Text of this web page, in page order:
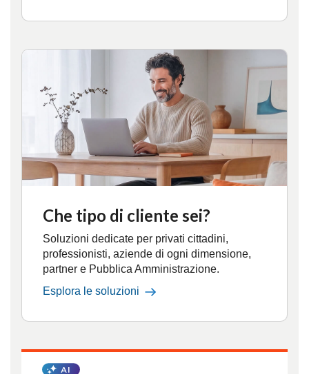
Che tipo di cliente sei?
Soluzioni dedicate per privati cittadini,
professionisti, aziende di ogni dimensione,
partner e Pubblica Amministrazione.
Esplora le soluzioni